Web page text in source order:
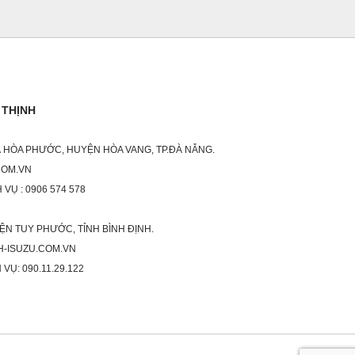
PHƯỚC, HUYỆN HÒA VANG, TP.ĐÀ NẴNG.
VỤ : 0906 574 578
TUY PHƯỚC, TỈNH BÌNH ĐỊNH.
ISUZU.COM.VN
VỤ: 090.11.29.122